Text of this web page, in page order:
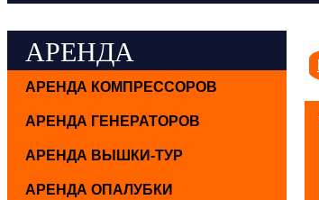
АРЕНДА
АРЕНДА КОМПРЕССОРОВ
АРЕНДА ГЕНЕРАТОРОВ
АРЕНДА ВЫШКИ-ТУР
АРЕНДА ОПАЛУБКИ